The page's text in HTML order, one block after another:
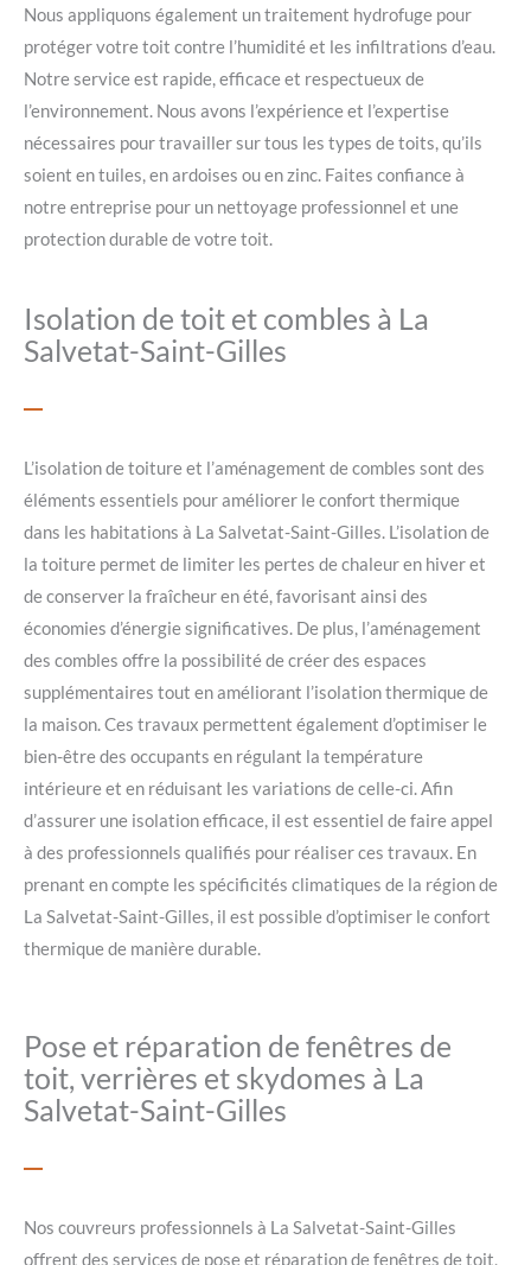
Nous appliquons également un traitement hydrofuge pour
protéger votre toit contre l’humidité et les infiltrations d’eau.
Notre service est rapide, efficace et respectueux de
l’environnement. Nous avons l’expérience et l’expertise
nécessaires pour travailler sur tous les types de toits, qu’ils
soient en tuiles, en ardoises ou en zinc. Faites confiance à
notre entreprise pour un nettoyage professionnel et une
protection durable de votre toit.
Isolation de toit et combles à La
Salvetat-Saint-Gilles
L’isolation de toiture et l’aménagement de combles sont des
éléments essentiels pour améliorer le confort thermique
dans les habitations à La Salvetat-Saint-Gilles. L’isolation de
la toiture permet de limiter les pertes de chaleur en hiver et
de conserver la fraîcheur en été, favorisant ainsi des
économies d’énergie significatives. De plus, l’aménagement
des combles offre la possibilité de créer des espaces
supplémentaires tout en améliorant l’isolation thermique de
la maison. Ces travaux permettent également d’optimiser le
bien-être des occupants en régulant la température
intérieure et en réduisant les variations de celle-ci. Afin
d’assurer une isolation efficace, il est essentiel de faire appel
à des professionnels qualifiés pour réaliser ces travaux. En
prenant en compte les spécificités climatiques de la région de
La Salvetat-Saint-Gilles, il est possible d’optimiser le confort
thermique de manière durable.
Pose et réparation de fenêtres de
toit, verrières et skydomes à La
Salvetat-Saint-Gilles
Nos couvreurs professionnels à La Salvetat-Saint-Gilles
offrent des services de pose et réparation de fenêtres de toit,